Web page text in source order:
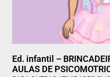
Ed. infantil –
AULAS DE